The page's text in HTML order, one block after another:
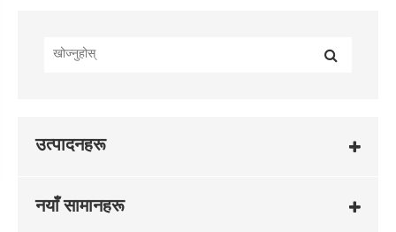
उत्पादनहरू
नयाँ सामानहरू